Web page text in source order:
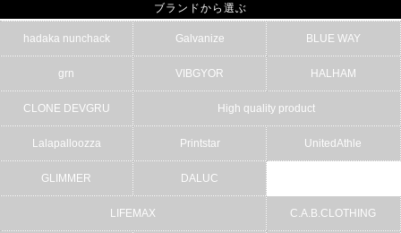
ブランドから選ぶ
hadaka nunchack Galvanize BLUE WAY
grn VIBGYOR HALHAM
CLONE DEVGRU High quality product
Lalapalloozza Printstar UnitedAthle
GLIMMER DALUC
LIFEMAX C.A.B.CLOTHING